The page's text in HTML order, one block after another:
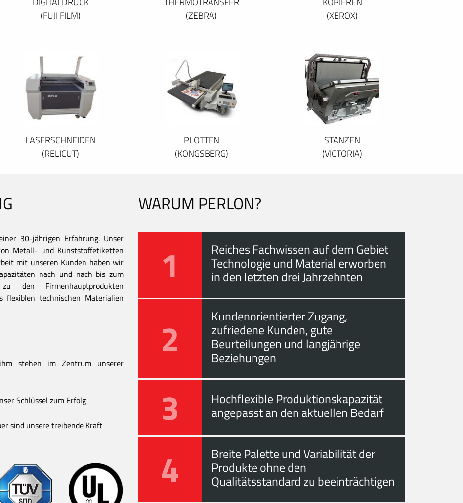
(FUJI FILM)
(ZEBRA)
(XEROX)
LASERSCHNEIDEN
(RELICUT)
PLOTTEN
(KONGSBERG)
STANZEN
(VICTORIA)
30-jährigen Erfahrung. Unser
Metall- und Kunststoffetiketten
mit unseren Kunden haben wir
nach und nach bis zum
den Firmenhauptprodukten
flexiblen technischen Materialien
stehen im Zentrum unserer
Schlüssel zum Erfolg
sind unsere treibende Kraft
WARUM PERLON?
1 Reiches Fachwissen auf dem Gebiet
Technologie und Material erworben
in den letzten drei Jahrzehnten
2 Kundenorientierter Zugang,
zufriedene Kunden, gute
Beurteilungen und langjährige
Beziehungen
3 Hochflexible Produktionskapazität
angepasst an den aktuellen Bedarf
4 Breite Palette und Variabilität der
Produkte ohne den
Qualitätsstandard zu beeinträchtigen